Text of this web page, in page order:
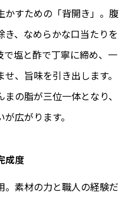
かすための「背開き」。腹
、なめらかな口当たりを
塩と酢で丁寧に締め、一
、旨味を引き出します。
の脂が三位一体となり、
広がります。
成度
素材の力と職人の経験だ